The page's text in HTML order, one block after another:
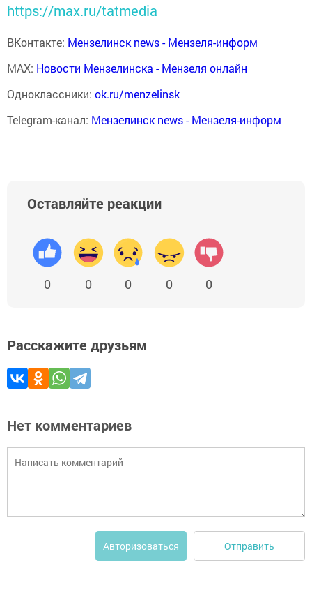
https://max.ru/tatmedia
ВКонтакте: Мензелинск news - Мензеля-информ
MAX: Новости Мензелинска - Мензеля онлайн
Одноклассники: ok.ru/menzelinsk
Telegram-канал: Мензелинск news - Мензеля-информ
Оставляйте реакции
0 0 0 0 0
Расскажите друзьям
Нет комментариев
Авторизоваться Отправить